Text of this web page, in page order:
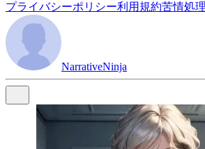
プライバシーポリシー利用規約苦情処
NarrativeNinja